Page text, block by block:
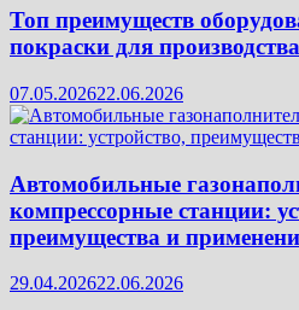
Топ преимуществ
покраски для производства
07.05.202622.06.2026
Автомобильные
компрессорные станции:
преимущества и
29.04.202622.06.2026